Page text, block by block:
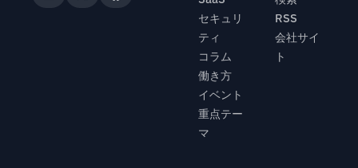
セキュリ
ティ
コラム
働き方
イベント
重点テー
マ
RSS
会社サイ
ト